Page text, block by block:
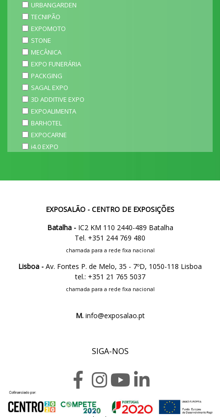
URBANGARDEN
TECNIPÃO
EXPOMOTO
STONE
MECÂNICA
EXPO FUNERÁRIA
PACKGING
SAGAL EXPO
3D ADDITIVE EXPO
EXPOALIMENTA
BARHOTEL
EXPOCARNE
i4.0 EXPO
EXPOSALÃO - CENTRO DE EXPOSIÇÕES
Batalha -IC2 KM 110 2440-489 Batalha
Tel. +351 244 769 480
chamada para a rede fixa nacional
Lisboa - Av. Fontes P. de Melo, 35 - 7ºD, 1050-118 Lisboa
tel.: +351 21 765 5037
chamada para a rede fixa nacional
M.info@exposalao.pt
SIGA-NOS